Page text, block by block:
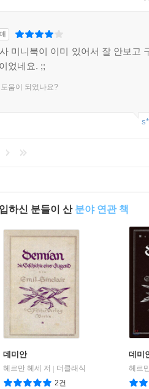
미니북이 이미 있어서 잘 안보고
었네요. ;;
움이 되었나요?
하신 분들이 산 분야 연관 책
데미안
헤르만 헤세 저
더클래식
2건
데미
헤르